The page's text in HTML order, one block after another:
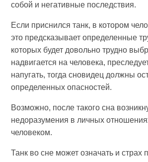
собой и негативные последствия.
Если приснился танк, в котором
это предсказывает определенные
которых будет довольно трудно
надвигается на человека,
напугать, тогда сновидец должны
определенных опасностей.
Возможно, после такого сна
недоразумения в личных
человеком.
Танк во сне может означать и страх